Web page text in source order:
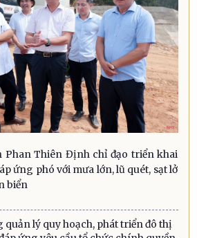
Phan Thiên Định chỉ đạo triển khai
ứng phó với mưa lớn, lũ quét, sạt lở
biển
lý quy hoạch, phát triển đô thị